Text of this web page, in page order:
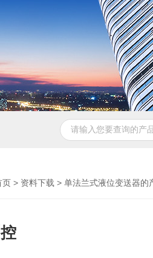
页 > 资料下载 > 单法兰式液位变送器的